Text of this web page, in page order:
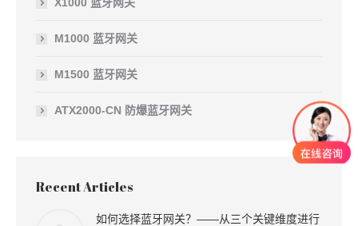
M1000 蓝牙网关
M1500 蓝牙网关
ATX2000-CN 防爆蓝牙网关
Recent Articles
如何选择蓝牙网关？——从三个关键维度进行